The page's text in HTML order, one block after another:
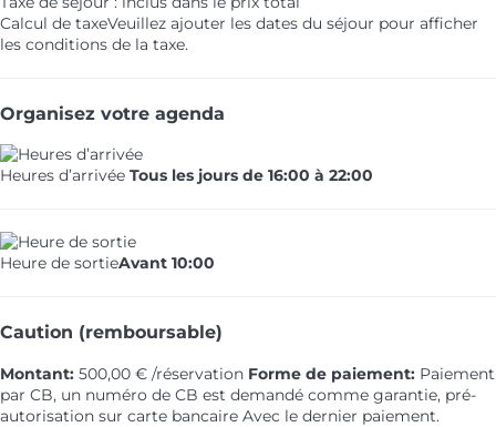
Calcul de taxeVeuillez ajouter les dates du séjour pour afficher
les conditions de la taxe.
Organisez votre agenda
Heures d’arrivée Tous les jours de 16:00 à 22:00
Heure de sortieAvant 10:00
Caution (remboursable)
Montant: 500,00 € /réservation Forme de paiement: Paiement
par CB, un numéro de CB est demandé comme garantie, pré-
autorisation sur carte bancaire Avec le dernier paiement.